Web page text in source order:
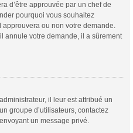
d’être approuvée par un chef de
pourquoi vous souhaitez
ou non votre demande.
annule votre demande, il a sûrement
il leur est attribué un
groupe d’utilisateurs, contactez
un message privé.